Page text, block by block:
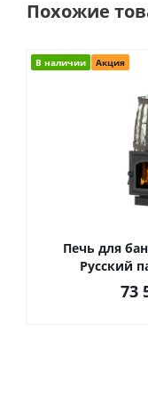
Похожие
В наличии Акция
Печь для
Русский
73